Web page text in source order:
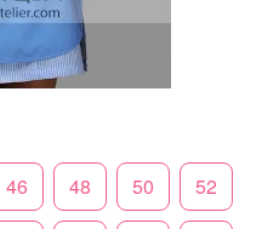
46 48 50 52